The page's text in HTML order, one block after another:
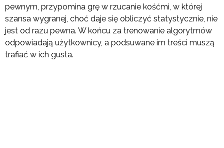
pewnym, przypomina grę w rzucanie kośćmi, w której
szansa wygranej, choć daje się obliczyć statystycznie, nie
jest od razu pewna. W końcu za trenowanie algorytmów
odpowiadają użytkownicy, a podsuwane im treści muszą
trafiać w ich gusta.